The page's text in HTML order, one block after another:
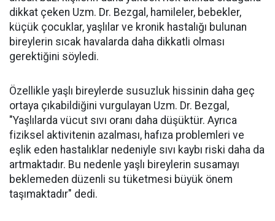
dikkat çeken Uzm. Dr. Bezgal, hamileler, bebekler,
küçük çocuklar, yaşlılar ve kronik hastalığı bulunan
bireylerin sıcak havalarda daha dikkatli olması
gerektiğini söyledi.
Özellikle yaşlı bireylerde susuzluk hissinin daha geç
ortaya çıkabildiğini vurgulayan Uzm. Dr. Bezgal,
"Yaşlılarda vücut sıvı oranı daha düşüktür. Ayrıca
fiziksel aktivitenin azalması, hafıza problemleri ve
eşlik eden hastalıklar nedeniyle sıvı kaybı riski daha da
artmaktadır. Bu nedenle yaşlı bireylerin susamayı
beklemeden düzenli su tüketmesi büyük önem
taşımaktadır" dedi.